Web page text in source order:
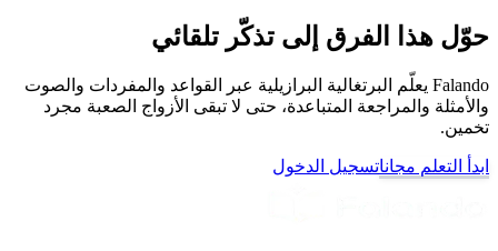
حوّل هذا الفرق إلى تذكّر تلقائي
Falando يعلّم البرتغالية البرازيلية عبر القواعد والمفردات والصوت
والأمثلة والمراجعة المتباعدة، حتى لا تبقى الأزواج الصعبة مجرد
تخمين.
ابدأ التعلم مجاناتسجيل الدخول